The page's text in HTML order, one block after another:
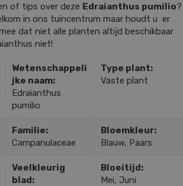
of tips over deze Edraianthus pumilio?
in ons tuincentrum maar houdt u er
dat niet alle planten altijd beschikbaar
niet!
Wetenschappeli
jke naam:
Edraianthus
pumilio
Type plant:
Vaste plant
Familie:
Campanulaceae
Bloemkleur:
Blauw, Paars
Veelkleurig
blad:
Bloeitijd:
Mei, Juni